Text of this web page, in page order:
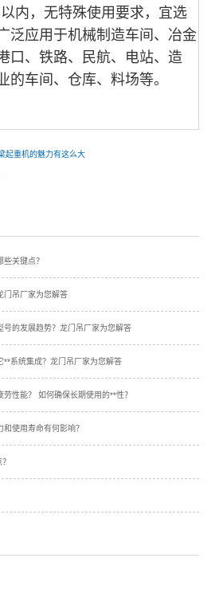
内，无特殊使用要求，宜选
泛应用于机械制造车间、冶金
口、铁路、民航、电站、造
的车间、仓库、料场等。
起重机的魅力有这么大
关键点？
门吊厂家为您解答
号的发展趋势？龙门吊厂家为您解答
**系统集成？龙门吊厂家为您解答
性能？ 如何确保长期使用的**性？
使用寿命有何影响？